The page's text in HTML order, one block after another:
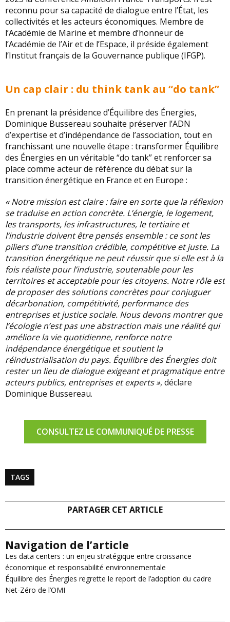
reconnu pour sa capacité de dialogue entre l’État, les
collectivités et les acteurs économiques. Membre de
l’Académie de Marine et membre d’honneur de
l’Académie de l’Air et de l’Espace, il préside également
l’Institut français de la Gouvernance publique (IFGP).
Un cap clair : du think tank au “do tank”
En prenant la présidence d’Équilibre des Énergies,
Dominique Bussereau souhaite préserver l’ADN
d’expertise et d’indépendance de l’association, tout en
franchissant une nouvelle étape : transformer Équilibre
des Énergies en un véritable “do tank” et renforcer sa
place comme acteur de référence du débat sur la
transition énergétique en France et en Europe :
« Notre mission est claire : faire en sorte que la réflexion
se traduise en action concrète. L’énergie, le logement,
les transports, les infrastructures, le tertiaire et
l’industrie doivent être pensés ensemble : ce sont les
piliers d’une transition crédible, compétitive et juste. La
transition énergétique ne peut réussir que si elle est à la
fois réaliste pour l’industrie, soutenable pour les
territoires et acceptable pour les citoyens. Notre rôle est
de proposer des solutions concrètes pour conjuguer
décarbonation, compétitivité, performance des
entreprises et justice sociale. Nous devons montrer que
l’écologie n’est pas une abstraction mais une réalité qui
améliore la vie quotidienne, renforce notre
indépendance énergétique et soutient la
réindustrialisation du pays. Équilibre des Énergies doit
rester un lieu de dialogue exigeant et pragmatique entre
acteurs publics, entreprises et experts », déclare
Dominique Bussereau.
CONSULTEZ LE COMMUNIQUÉ DE PRESSE
TAGS
PARTAGER CET ARTICLE
Navigation de l’article
Les data centers : un enjeu stratégique entre croissance
économique et responsabilité environnementale
Équilibre des Énergies regrette le report de l’adoption du cadre
Net-Zéro de l’OMI